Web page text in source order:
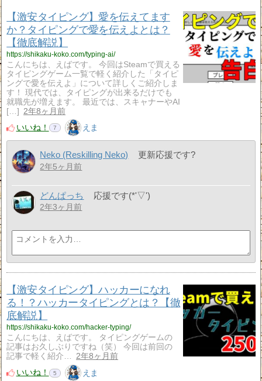
【激安タイピング】愛を伝えてます
か？タイピングで愛を伝えよとは？
【徹底解説】
https://shikaku-koko.com/typing-ai/
こんにちは、えばです。 今回はSteamで買える
タイピングゲーム一覧で軽く紹介した「タイピ
ングで愛を伝えよ」について詳しくご紹介しま
す！ 現代では、タイピングが出来るだけでも
就職先が増えます。 最近では、スキャナーやAI
[…]
2年8ヶ月前
いいね！
7 えま
Neko (Reskilling Neko) 更新応援です?
2年5ヶ月前
どんぱっち 応援です(*'▽')
2年3ヶ月前
【激安タイピング】ハッカーになれ
る！？ハッカータイピングとは？【徹
底解説】
https://shikaku-koko.com/hacker-typing/
こんにちは、えばです。 タイピングゲームの
記事はお久しぶりですね（笑） 今回は前回の
記事で軽く紹介…
2年8ヶ月前
いいね！
5 えま